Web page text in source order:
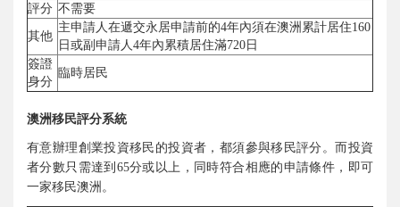
評分 不需要
其他
主申請人在遞交永居申請前的4年內須在澳洲累計居住160
日或副申請人4年內累積居住滿720日
簽證
身分
臨時居民
澳洲移民評分系統
有意辦理創業投資移民的投資者，都須參與移民評分。而投資
者分數只需達到65分或以上，同時符合相應的申請條件，即可
一家移民澳洲。